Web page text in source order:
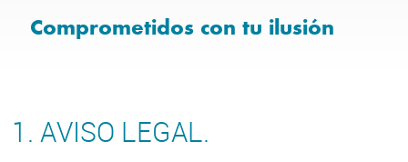
Comprometidos con tu ilusión
ALQUILER
TURÍSTICO
1. AVISO LEGAL.